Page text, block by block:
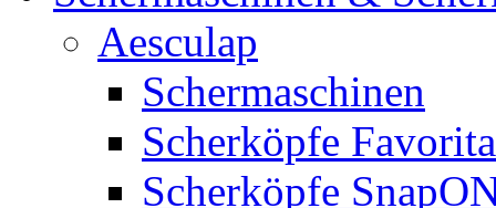
Aesculap
Schermaschinen
Scherköpfe
Scherköpfe